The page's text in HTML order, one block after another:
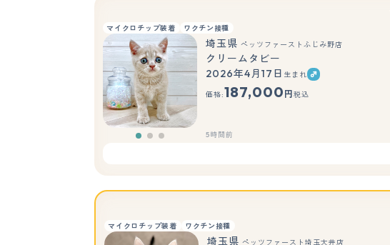
マイクロチップ装着 ワクチン接種
もっと見る
埼玉県 ペッツファーストふじみ野店
クリームタビー
2026年4月17日 生まれ
価格:187,000 円 税込
5時間前
マイクロチップ装着 ワクチン接種
埼玉県 ペッツファースト埼玉大井店